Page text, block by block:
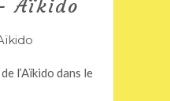
Aïkido
l’Aïkido dans le